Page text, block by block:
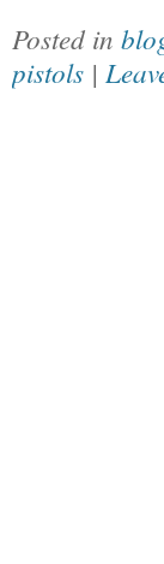
Posted in
pistols |